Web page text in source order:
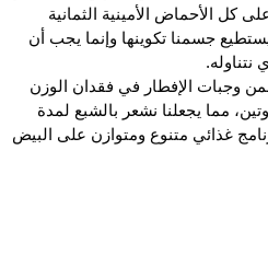
كل الأحماض الأمينية الثمانية
جسمنا تكوينها وإنما يجب أن
وجبات الإفطار في فقدان الوزن
مما يجعلنا نشعر بالشبع لمدة
غذائي متنوع ومتوازن على البيض